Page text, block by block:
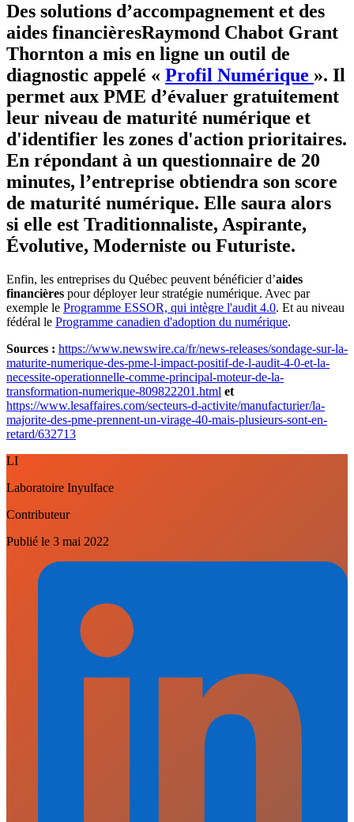
Des solutions d’accompagnement et des
aides financièresRaymond Chabot Grant
Thornton a mis en ligne un outil de
diagnostic appelé « Profil Numérique ». Il
permet aux PME d’évaluer gratuitement
leur niveau de maturité numérique et
d'identifier les zones d'action prioritaires.
En répondant à un questionnaire de 20
minutes, l’entreprise obtiendra son score
de maturité numérique. Elle saura alors
si elle est Traditionnaliste, Aspirante,
Évolutive, Moderniste ou Futuriste.
Enfin, les entreprises du Québec peuvent bénéficier d’aides
financières pour déployer leur stratégie numérique. Avec par
exemple le Programme ESSOR, qui intègre l'audit 4.0. Et au niveau
fédéral le Programme canadien d'adoption du numérique.
Sources : https://www.newswire.ca/fr/news-releases/sondage-sur-la-
maturite-numerique-des-pme-l-impact-positif-de-l-audit-4-0-et-la-
necessite-operationnelle-comme-principal-moteur-de-la-
transformation-numerique-809822201.html et
https://www.lesaffaires.com/secteurs-d-activite/manufacturier/la-
majorite-des-pme-prennent-un-virage-40-mais-plusieurs-sont-en-
retard/632713
LI
Laboratoire Inyulface
Contributeur
Publié le 3 mai 2022